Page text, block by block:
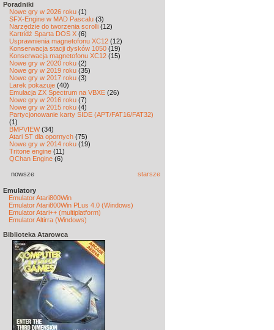
Poradniki
Nowe gry w 2026 roku (1)
SFX-Engine w MAD Pascalu (3)
Narzędzie do tworzenia scrolli (12)
Kartridż Sparta DOS X (6)
Usprawnienia magnetofonu XC12 (12)
Konserwacja stacji dysków 1050 (19)
Konserwacja magnetofonu XC12 (15)
Nowe gry w 2020 roku (2)
Nowe gry w 2019 roku (35)
Nowe gry w 2017 roku (3)
Larek pokazuje (40)
Emulacja ZX Spectrum na VBXE (26)
Nowe gry w 2016 roku (7)
Nowe gry w 2015 roku (4)
Partycjonowanie karty SIDE (APT/FAT16/FAT32)
(1)
BMPVIEW(34)
Atari ST dla opornych (75)
Nowe gry w 2014 roku (19)
Tritone engine (11)
QChan Engine (6)
nowsze starsze
Emulatory
Emulator Atari800Win
Emulator Atari800Win PLus 4.0 (Windows)
Emulator Atari++ (multiplatform)
Emulator Altirra (Windows)
Biblioteka Atarowca